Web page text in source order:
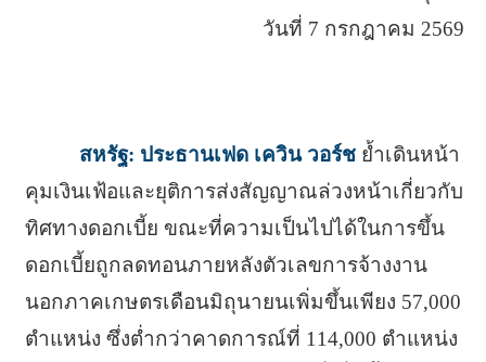
วันที่ 7 กรกฎาคม 2569
สหรัฐ: ประธานเฟด เควิน วอร์ชย้ำเดินหน้า
คุมเงินเฟ้อและยุติการส่งสัญญาณล่วงหน้าเกี่ยวกับ
ทิศทางดอกเบี้ย ขณะที่ความเป็นไปได้ในการขึ้น
ดอกเบี้ยถูกลดทอนภายหลังตัวเลขการจ้างงาน
นอกภาคเกษตรเดือนมิถุนายนเพิ่มขึ้นเพียง 57,000
ตำแหน่ง ซึ่งต่ำกว่าคาดการณ์ที่ 114,000 ตำแหน่ง